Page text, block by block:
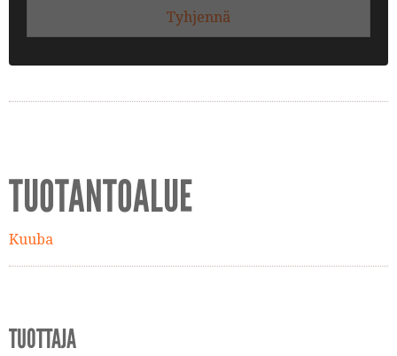
Tyhjennä
TUOTANTOALUE
Kuuba
TUOTTAJA